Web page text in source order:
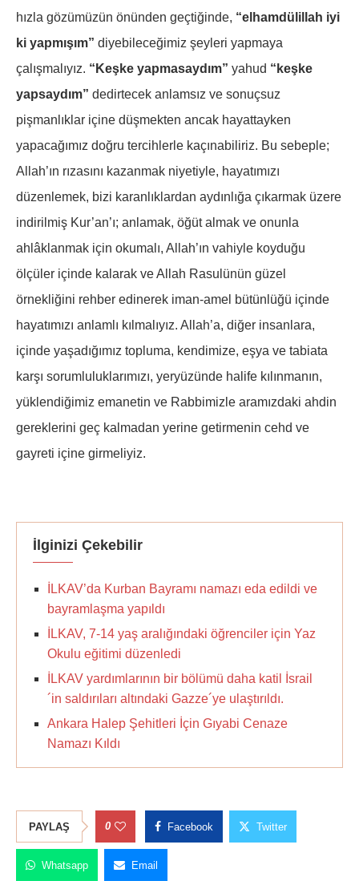
hızla gözümüzün önünden geçtiğinde, “elhamdülillah iyi
ki yapmışım” diyebileceğimiz şeyleri yapmaya
çalışmalıyız. “Keşke yapmasaydım” yahud “keşke
yapsaydım” dedirtecek anlamsız ve sonuçsuz
pişmanlıklar içine düşmekten ancak hayattayken
yapacağımız doğru tercihlerle kaçınabiliriz. Bu sebeple;
Allah’ın rızasını kazanmak niyetiyle, hayatımızı
düzenlemek, bizi karanlıklardan aydınlığa çıkarmak üzere
indirilmiş Kur’an’ı; anlamak, öğüt almak ve onunla
ahlâklanmak için okumalı, Allah’ın vahiyle koyduğu
ölçüler içinde kalarak ve Allah Rasulünün güzel
örnekliğini rehber edinerek iman-amel bütünlüğü içinde
hayatımızı anlamlı kılmalıyız. Allah’a, diğer insanlara,
içinde yaşadığımız topluma, kendimize, eşya ve tabiata
karşı sorumluluklarımızı, yeryüzünde halife kılınmanın,
yüklendiğimiz emanetin ve Rabbimizle aramızdaki ahdin
gereklerini geç kalmadan yerine getirmenin cehd ve
gayreti içine girmeliyiz.
İlginizi Çekebilir
İLKAV’da Kurban Bayramı namazı eda edildi ve
bayramlaşma yapıldı
İLKAV, 7-14 yaş aralığındaki öğrenciler için Yaz
Okulu eğitimi düzenledi
İLKAV yardımlarının bir bölümü daha katil İsrail
´in saldırıları altındaki Gazze´ye ulaştırıldı.
Ankara Halep Şehitleri İçin Gıyabi Cenaze
Namazı Kıldı
PAYLAŞ 0 Facebook Twitter
Whatsapp Email